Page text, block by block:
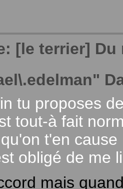
[le terrier]
tu proposes
tout-à fait
t'en
obligé de me
mais